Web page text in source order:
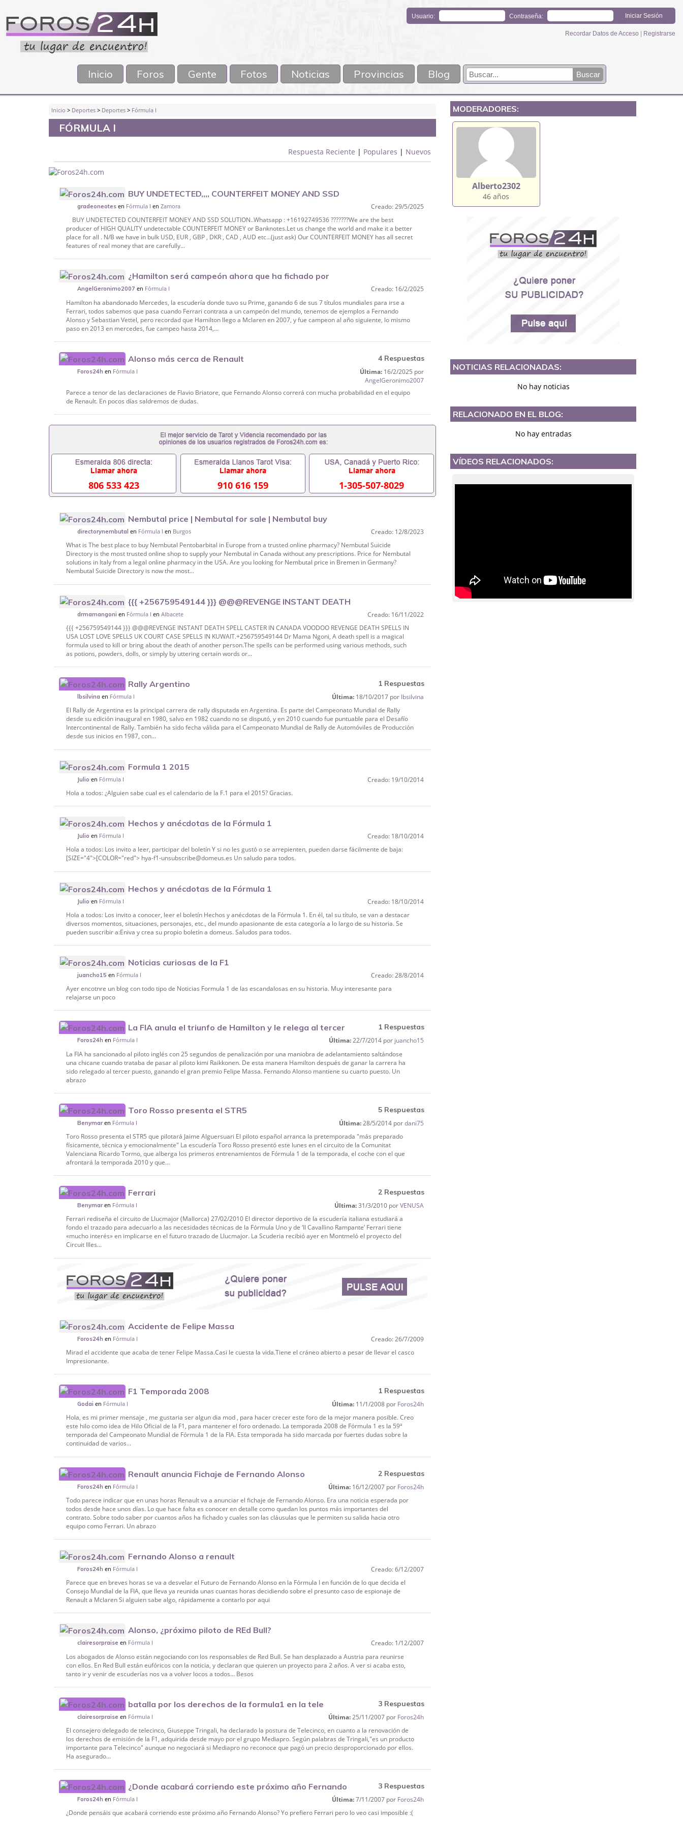
Usuario: Contraseña:
Recordar Datos de Acceso Registrarse
Inicio Foros Gente Fotos Noticias Provincias Blog
Inicio > Deportes > Deportes > Fórmula I
FÓRMULA I
Respuesta Reciente | Populares | Nuevos
BUY UNDETECTED,,,, COUNTERFEIT MONEY AND SSD
SOLUTION..Whatsapp : +16192749536
gradeoneotes en Fórmula I enZamora
Creado: 29/5/2025
BUY UNDETECTED COUNTERFEIT MONEY AND SSD SOLUTION..Whatsapp : +16192749536 ???????We are the best
producer of HIGH QUALITY undetectable COUNTERFEIT MONEY or Banknotes.Let us change the world and make it a better
place for all . N/B we have in bulk USD, EUR , GBP , DKR , CAD , AUD etc...(just ask) Our COUNTERFEIT MONEY has all secret
features of real money that are carefully...
¿Hamilton será campeón ahora que ha fichado por
Ferrari?AngelGeronimo2007 en Fórmula I
Creado: 16/2/2025
Hamilton ha abandonado Mercedes, la escudería donde tuvo su Prime, ganando 6 de sus 7 títulos mundiales para irse a
Ferrari, todos sabemos que pasa cuando Ferrari contrata a un campeón del mundo, tenemos de ejemplos a Fernando
Alonso y Sebastian Vettel, pero recordad que Hamilton llego a Mclaren en 2007, y fue campeon al año siguiente, lo mismo
paso en 2013 en mercedes, fue campeo hasta 2014,...
Alonso más cerca de Renault 4 Respuestas
Foros24h en Fórmula I Última: 16/2/2025 por
AngelGeronimo2007
Parece a tenor de las declaraciones de Flavio Briatore, que Fernando Alonso correrá con mucha probabilidad en el equipo
de Renault. En pocos días saldremos de dudas.
806 533 423 910 616 159 1-305-507-8029
Nembutal price | Nembutal for sale | Nembutal buy
directorynembutal en Fórmula I en Burgos
Creado: 12/8/2023
What is The best place to buy Nembutal Pentobarbital in Europe from a trusted online pharmacy? Nembutal Suicide
Directory is the most trusted online shop to supply your Nembutal in Canada without any prescriptions. Price for Nembutal
solutions in Italy from a legal online pharmacy in the USA. Are you looking for Nembutal price in Bremen in Germany?
Nembutal Suicide Directory is now the most...
{{{ +256759549144 }}} @@@REVENGE INSTANT DEATH
SPELL CASTER IN CANADA VOODOO REVENGE DEATH SPELLS IN
drmamangoni en Fórmula I enAlbacete
Creado: 16/11/2022
{{{ +256759549144 }}} @@@REVENGE INSTANT DEATH SPELL CASTER IN CANADA VOODOO REVENGE DEATH SPELLS IN
USA LOST LOVE SPELLS UK COURT CASE SPELLS IN KUWAIT.+256759549144 Dr Mama Ngoni, A death spell is a magical
formula used to kill or bring about the death of another person.The spells can be performed using various methods, such
as potions, powders, dolls, or simply by uttering certain words or...
Rally Argentino 1 Respuestas
lbsilvina en Fórmula I Última: 18/10/2017 por lbsilvina
El Rally de Argentina es la principal carrera de rally disputada en Argentina. Es parte del Campeonato Mundial de Rally
desde su edición inaugural en 1980, salvo en 1982 cuando no se disputó, y en 2010 cuando fue puntuable para el Desafío
Intercontinental de Rally. También ha sido fecha válida para el Campeonato Mundial de Rally de Automóviles de Producción
desde sus inicios en 1987, con...
Formula 1 2015
Julio en Fórmula I
Creado: 19/10/2014
Hola a todos: ¿Alguien sabe cual es el calendario de la F.1 para el 2015? Gracias.
Hechos y anécdotas de la Fórmula 1
Julio en Fórmula I
Creado: 18/10/2014
Hola a todos: Los invito a leer, participar del boletín Y si no les gustó o se arrepienten, pueden darse fácilmente de baja:
[SIZE="4">[COLOR="red"> hya-f1-unsubscribe@domeus.es Un saludo para todos.
Hechos y anécdotas de la Fórmula 1
Julio en Fórmula I
Creado: 18/10/2014
Hola a todos: Los invito a conocer, leer el boletín Hechos y anécdotas de la Fórmula 1. En él, tal su título, se van a destacar
diversos momentos, situaciones, personajes, etc., del mundo apasionante de esta categoría a lo largo de su historia. Se
pueden suscribir a:Eniva y crea su propio boletín a domeus. Saludos para todos.
Noticias curiosas de la F1
juancho15 en Fórmula I
Creado: 28/8/2014
Ayer encotnre un blog con todo tipo de Noticias Formula 1 de las escandalosas en su historia. Muy interesante para
relajarse un poco
La FIA anula el triunfo de Hamilton y le relega al tercer
puesto
1 Respuestas
Foros24h en Fórmula I Última:22/7/2014 por juancho15
La FIA ha sancionado al piloto inglés con 25 segundos de penalización por una maniobra de adelantamiento saltándose
una chicane cuando trataba de pasar al piloto kimi Raikkonen. De esta manera Hamilton después de ganar la carrera ha
sido relegado al tercer puesto, ganando el gran premio Felipe Massa. Fernando Alonso mantiene su cuarto puesto. Un
abrazo
Toro Rosso presenta el STR5 5 Respuestas
Benymaren Fórmula I Última:28/5/2014 pordani75
Toro Rosso presenta el STR5 que pilotará Jaime Alguersuari El piloto español arranca la pretemporada "más preparado
físicamente, técnica y emocionalmente" La escudería Toro Rosso presentó este lunes en el circuito de la Comunitat
Valenciana Ricardo Tormo, que alberga los primeros entrenamientos de Fórmula 1 de la temporada, el coche con el que
afrontará la temporada 2010 y que...
Ferrari 2 Respuestas
Benymaren Fórmula I Última:31/3/2010 porVENUSA
Ferrari rediseña el circuito de Llucmajor (Mallorca) 27/02/2010 El director deportivo de la escudería italiana estudiará a
fondo el trazado para adecuarlo a las necesidades técnicas de la Fórmula Uno y de ‘Il Cavallino Rampante’ Ferrari tiene
«mucho interés» en implicarse en el futuro trazado de Llucmajor. La Scuderia recibió ayer en Montmeló el proyecto del
Circuit Illes...
Accidente de Felipe Massa
Foros24h en Fórmula I
Creado: 26/7/2009
Mirad el accidente que acaba de tener Felipe Massa.Casi le cuesta la vida.Tiene el cráneo abierto a pesar de llevar el casco
Impresionante.
F1 Temporada 2008 1 Respuestas
Godai en Fórmula I Última: 11/1/2008 por Foros24h
Hola, es mi primer mensaje , me gustaria ser algun dia mod , para hacer crecer este foro de la mejor manera posible. Creo
este hilo como idea de Hilo Oficial de la F1, para mantener el foro ordenado. La temporada 2008 de Fórmula 1 es la 59ª
temporada del Campeonato Mundial de Fórmula 1 de la FIA. Esta temporada ha sido marcada por fuertes dudas sobre la
continuidad de varios...
Renault anuncia Fichaje de Fernando Alonso 2 Respuestas
Foros24h en Fórmula I Última: 16/12/2007 por Foros24h
Todo parece indicar que en unas horas Renault va a anunciar el fichaje de Fernando Alonso. Era una noticia esperada por
todos desde hace unos días. Lo que hace falta es conocer en detalle como quedan los puntos más importantes del
contrato. Sobre todo saber por cuantos años ha fichado y cuales son las cláusulas que le permiten su salida hacia otro
equipo como Ferrari. Un abrazo
Fernando Alonso a renault
Foros24h en Fórmula I
Creado: 6/12/2007
Parece que en breves horas se va a desvelar el Futuro de Fernando Alonso en la Fórmula I en función de lo que decida el
Consejo Mundial de la FIA, que lleva ya reunida unas cuantas horas decidiendo sobre el presunto caso de espionaje de
Renault a Mclaren Si alguien sabe algo, rápidamente a contarlo por aqui
Alonso, ¿próximo piloto de REd Bull?
clairesorpraise en Fórmula I
Creado: 1/12/2007
Los abogados de Alonso están negociando con los responsables de Red Bull. Se han desplazado a Austria para reunirse
con ellos. En Red Bull están eufóricos con la noticia, y declaran que quieren un proyecto para 2 años. A ver si acaba esto,
tanto ir y venir de escuderías nos va a volver locos a todos... Besos
batalla por los derechos de la formula1 en la tele 3 Respuestas
clairesorpraise en Fórmula I Última:25/11/2007 por Foros24h
El consejero delegado de telecinco, Giuseppe Tringali, ha declarado la postura de Telecinco, en cuanto a la renovación de
los derechos de emisión de la F1, adquirida desde mayo por el grupo Mediapro. Según palabras de Tringali,"es un producto
importante para Telecinco" aunque no negociará si Mediapro no reconoce que pagó un precio desproporcionado por ellos.
Ha asegurado...
¿Donde acabará corriendo este próximo año Fernando
Alonso?
3 Respuestas
Foros24h en Fórmula I Última:7/11/2007 por Foros24h
¿Donde pensáis que acabará corriendo este próximo año Fernando Alonso? Yo prefiero Ferrari pero lo veo casi imposible :(
MODERADORES:
Alberto2302
46 años
NOTICIAS RELACIONADAS:
No hay noticias
RELACIONADO EN EL BLOG:
No hay entradas
VÍDEOS RELACIONADOS: